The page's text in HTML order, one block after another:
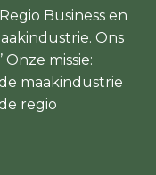
Business en
Ons
missie:
maakindustrie
regio